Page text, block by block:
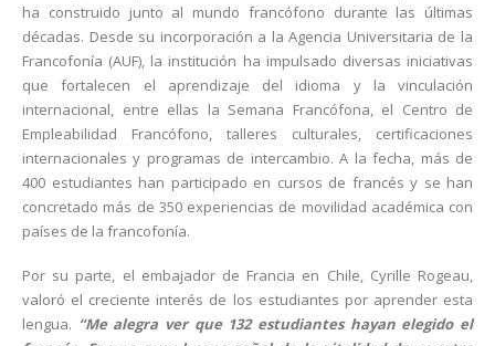
ha construido junto al mundo francófono durante las últimas
décadas. Desde su incorporación a la Agencia Universitaria de la
Francofonía (AUF), la institución ha impulsado diversas iniciativas
que fortalecen el aprendizaje del idioma y la vinculación
internacional, entre ellas la Semana Francófona, el Centro de
Empleabilidad Francófono, talleres culturales, certificaciones
internacionales y programas de intercambio. A la fecha, más de
400 estudiantes han participado en cursos de francés y se han
concretado más de 350 experiencias de movilidad académica con
países de la francofonía.
Por su parte, el embajador de Francia en Chile, Cyrille Rogeau,
valoró el creciente interés de los estudiantes por aprender esta
lengua. “Me alegra ver que 132 estudiantes hayan elegido el